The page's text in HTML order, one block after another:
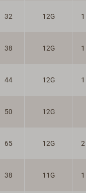
32 12G
38 12G
44 12G
50 12G
65 12G
38 11G